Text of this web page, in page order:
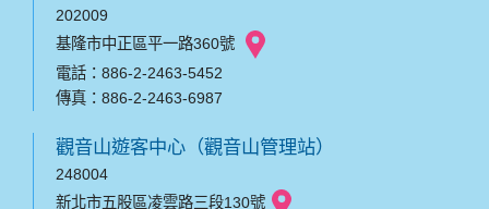
202009
基隆市中正區平一路360號
電話：886-2-2463-5452
傳真：886-2-2463-6987
觀音山遊客中心（觀音山管理站）
248004
新北市五股區凌雲路三段130號